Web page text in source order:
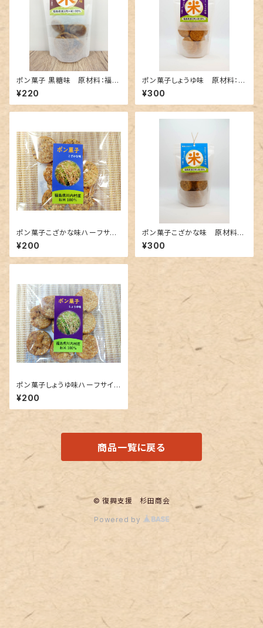
ポン菓子 黒糖味 原材料：福島
県産
¥220
ポン菓子しょうゆ味 原材料：福
島県産
¥300
ポン菓子こざかな味ハーフサイ
ズ（30g）
¥200
ポン菓子こざかな味 原材料：
福島県産
¥300
ポン菓子しょうゆ味ハーフサイズ
（30ｇ）
¥200
商品一覧に戻る
© 復興支援 杉田商会
Powered by